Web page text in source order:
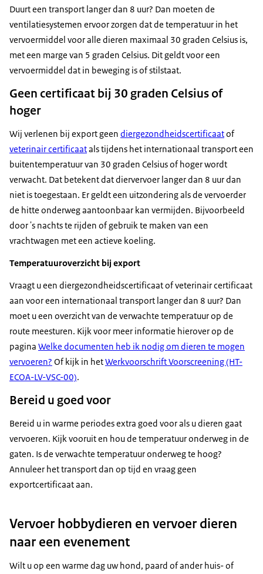
Duurt een transport langer dan 8 uur? Dan moeten de
ventilatiesystemen ervoor zorgen dat de temperatuur in het
vervoermiddel voor alle dieren maximaal 30 graden Celsius is,
met een marge van 5 graden Celsius. Dit geldt voor een
vervoermiddel dat in beweging is of stilstaat.
Geen certificaat bij 30 graden Celsius of
hoger
Wij verlenen bij export geen diergezondheidscertificaatof
veterinair certificaatals tijdens het internationaal transport een
buitentemperatuur van 30 graden Celsius of hoger wordt
verwacht. Dat betekent dat diervervoer langer dan 8 uur dan
niet is toegestaan. Er geldt een uitzondering als de vervoerder
de hitte onderweg aantoonbaar kan vermijden. Bijvoorbeeld
door 's nachts te rijden of gebruik te maken van een
vrachtwagen met een actieve koeling.
Temperatuuroverzicht bij export
Vraagt u een diergezondheidscertificaat of veterinair certificaat
aan voor een internationaal transport langer dan 8 uur? Dan
moet u een overzicht van de verwachte temperatuur op de
route meesturen. Kijk voor meer informatie hierover op de
pagina Welke documenten heb ik nodig om dieren te mogen
vervoeren? Of kijk in hetWerkvoorschrift Voorscreening (HT-
ECOA-LV-VSC-00).
Bereid u goed voor
Bereid u in warme periodes extra goed voor als u dieren gaat
vervoeren. Kijk vooruit en hou de temperatuur onderweg in de
gaten. Is de verwachte temperatuur onderweg te hoog?
Annuleer het transport dan op tijd en vraag geen
exportcertificaat aan.
Vervoer hobbydieren en vervoer dieren
naar een evenement
Wilt u op een warme dag uw hond, paard of ander huis- of